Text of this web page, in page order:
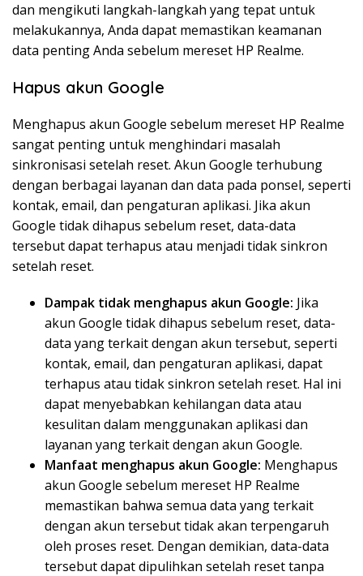
dan mengikuti langkah-langkah yang tepat untuk
melakukannya, Anda dapat memastikan keamanan
data penting Anda sebelum mereset HP Realme.
Hapus akun Google
Menghapus akun Google sebelum mereset HP Realme
sangat penting untuk menghindari masalah
sinkronisasi setelah reset. Akun Google terhubung
dengan berbagai layanan dan data pada ponsel, seperti
kontak, email, dan pengaturan aplikasi. Jika akun
Google tidak dihapus sebelum reset, data-data
tersebut dapat terhapus atau menjadi tidak sinkron
setelah reset.
Dampak tidak menghapus akun Google: Jika
akun Google tidak dihapus sebelum reset, data-
data yang terkait dengan akun tersebut, seperti
kontak, email, dan pengaturan aplikasi, dapat
terhapus atau tidak sinkron setelah reset. Hal ini
dapat menyebabkan kehilangan data atau
kesulitan dalam menggunakan aplikasi dan
layanan yang terkait dengan akun Google.
Manfaat menghapus akun Google: Menghapus
akun Google sebelum mereset HP Realme
memastikan bahwa semua data yang terkait
dengan akun tersebut tidak akan terpengaruh
oleh proses reset. Dengan demikian, data-data
tersebut dapat dipulihkan setelah reset tanpa